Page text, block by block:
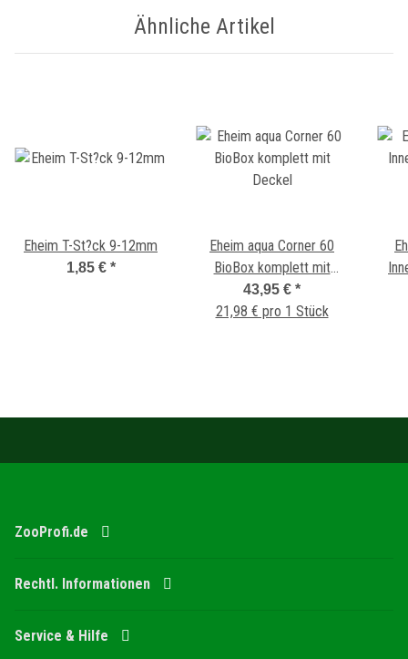
Ähnliche Artikel
Eheim T-St?ck 9-12mm
1,85 € *
Eheim aqua Corner 60
BioBox komplett mit
Deckel
43,95 € *
21,98 € pro 1 Stück
ZooProfi.de
Rechtl. Informationen
Service & Hilfe